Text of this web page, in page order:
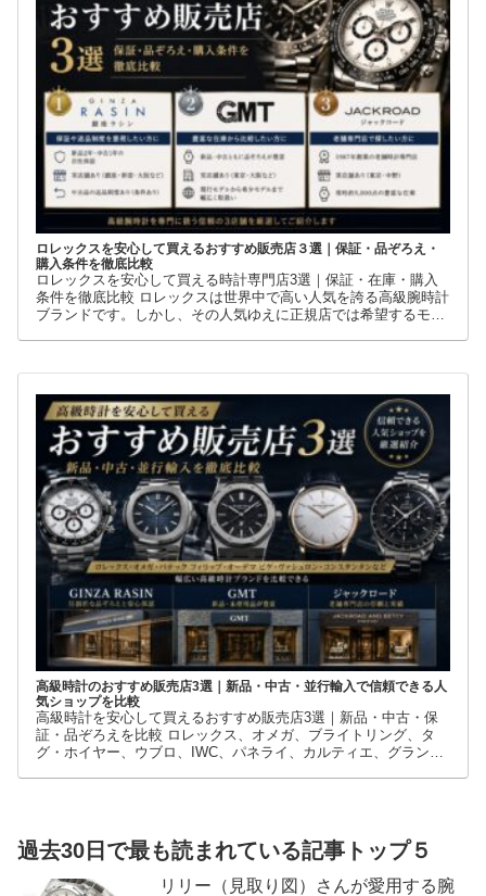
ロレックスを安心して買えるおすすめ販売店３選｜保証・品ぞろえ・
購入条件を徹底比較
ロレックスを安心して買える時計専門店3選｜保証・在庫・購入
条件を徹底比較 ロレックスは世界中で高い人気を誇る高級腕時計
ブランドです。しかし、その人気ゆえに正規店では希望するモデ
高級時計のおすすめ販売店3選｜新品・中古・並行輸入で信頼できる人
気ショップを比較
高級時計を安心して買えるおすすめ販売店3選｜新品・中古・保
証・品ぞろえを比較 ロレックス、オメガ、ブライトリング、タ
グ・ホイヤー、ウブロ、IWC、パネライ、カルティエ、グランド
過去30日で最も読まれている記事トップ５
リリー（見取り図）さんが愛用する腕